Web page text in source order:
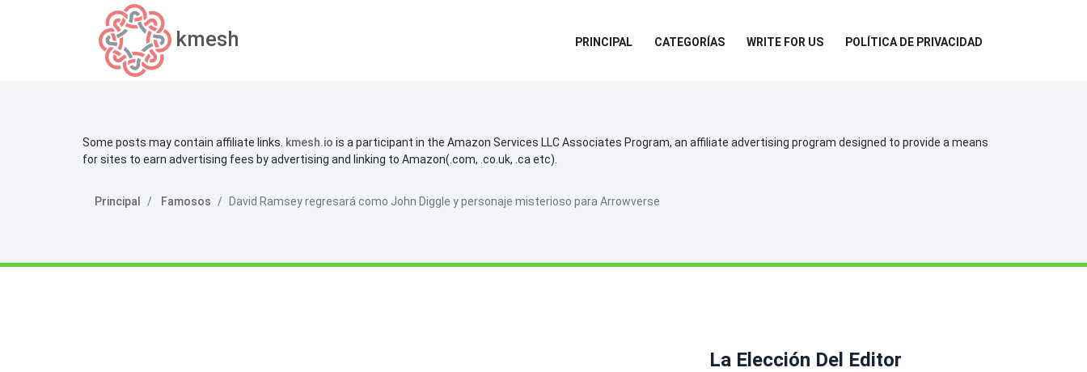
kmesh PRINCIPAL CATEGORÍAS WRITE FOR US POLÍTICA DE PRIVACIDAD
Some posts may contain affiliate links. kmesh.io is a participant in the Amazon Services LLC Associates Program, an affiliate advertising program designed to provide a means
for sites to earn advertising fees by advertising and linking to Amazon(.com, .co.uk, .ca etc).
Principal Famosos David Ramsey regresará como John Diggle y personaje misterioso para Arrowverse
La Elección Del Editor